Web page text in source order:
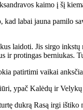
kai­mo į šį
kad la­bai jau­na pa­mi­lo
lai­do­ti. Jis sir­go
ir pro­tin­gas ber­niu­kas.
pa­tir­ti­mi vai­kai
ypač Ka­lė­dų ir
duk­rą Ra­są ir­gi iš­ti­ko